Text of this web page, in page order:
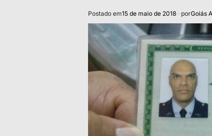
Postado em15 de maio de 2018 porGoiás